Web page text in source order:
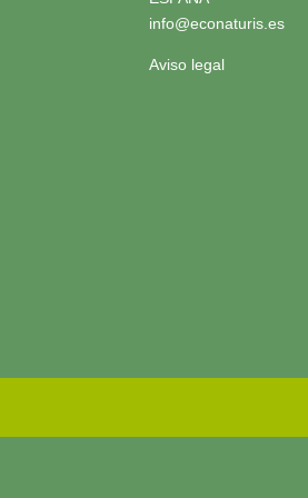
info@econaturis.es
Aviso legal